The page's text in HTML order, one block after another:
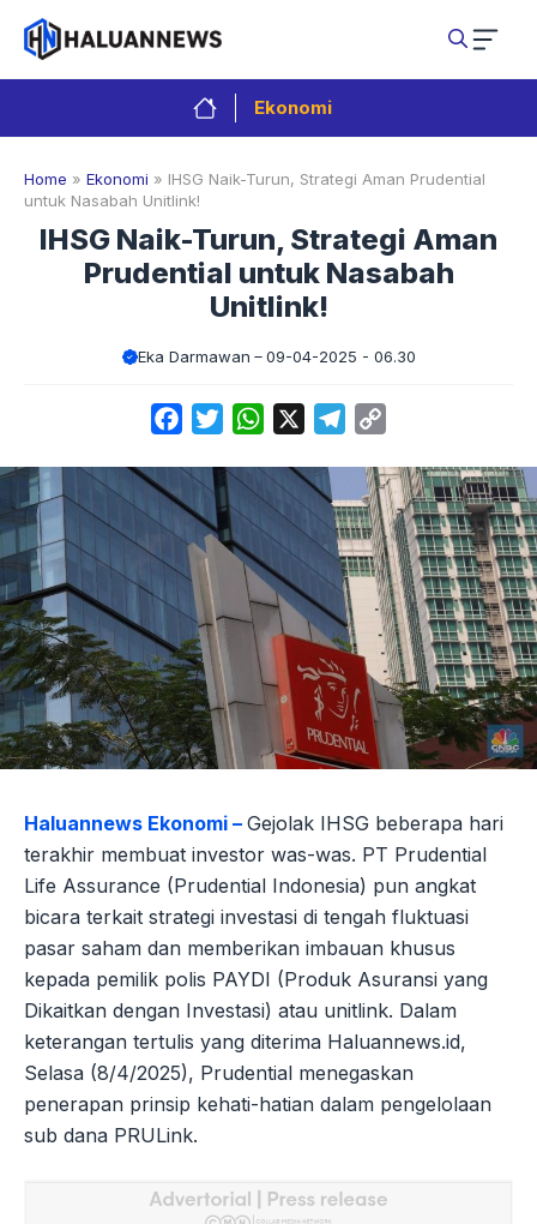
Langsung
isi
Ekonomi
Home » Ekonomi » IHSG Naik-Turun, Strategi Aman Prudential
untuk Nasabah Unitlink!
IHSG Naik-Turun, Strategi Aman
Prudential untuk Nasabah
Unitlink!
Eka Darmawan 09-04-2025 - 06.30
FacebookTwitterWhatsApp Telegram
Haluannews Ekonomi – Gejolak IHSG beberapa hari
terakhir membuat investor was-was. PT Prudential
Life Assurance (Prudential Indonesia) pun angkat
bicara terkait strategi investasi di tengah fluktuasi
pasar saham dan memberikan imbauan khusus
kepada pemilik polis PAYDI (Produk Asuransi yang
Dikaitkan dengan Investasi) atau unitlink. Dalam
keterangan tertulis yang diterima Haluannews.id,
Selasa (8/4/2025), Prudential menegaskan
penerapan prinsip kehati-hatian dalam pengelolaan
sub dana PRULink.